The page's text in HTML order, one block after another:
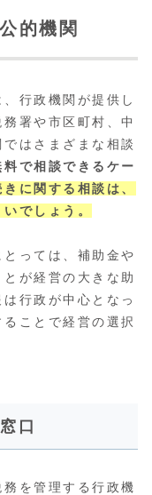
的機関
行政機関が提供し
署や市区町村、中
はさまざまな相談
で相談できるケー
に関する相談は、
でしょう。
っては、補助金や
が経営の大きな助
行政が中心となっ
ことで経営の選択
口
を管理する行政機